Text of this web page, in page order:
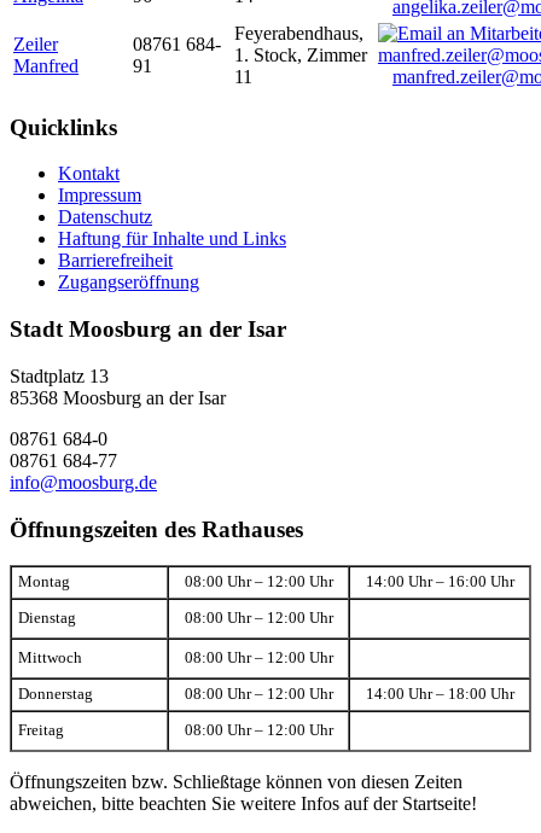
Zeiler
Manfred
08761 684-
91
Feyerabendhaus,
1. Stock, Zimmer
11
Quicklinks
Kontakt
Impressum
Datenschutz
Haftung für Inhalte und Links
Barrierefreiheit
Zugangseröffnung
Stadt Moosburg an der Isar
Stadtplatz 13
85368 Moosburg an der Isar
08761 684-0
08761 684-77
info@moosburg.de
Öffnungszeiten des Rathauses
Montag 08:00 Uhr – 12:00 Uhr 14:00 Uhr – 16:00 Uhr
Dienstag 08:00 Uhr – 12:00 Uhr
Mittwoch 08:00 Uhr – 12:00 Uhr
Donnerstag 08:00 Uhr – 12:00 Uhr 14:00 Uhr – 18:00 Uhr
Freitag 08:00 Uhr – 12:00 Uhr
Öffnungszeiten bzw. Schließtage können von diesen Zeiten
abweichen, bitte beachten Sie weitere Infos auf der Startseite!